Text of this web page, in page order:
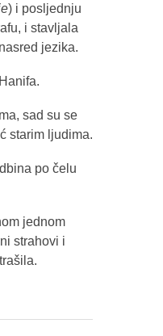
) i posljednju
i stavljala
jezika.
sad su se
starim ljudima.
po čelu
jednom
strahovi i